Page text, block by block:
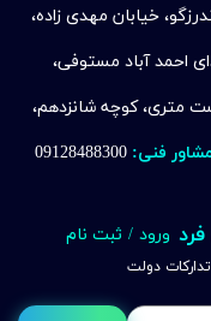
خیابان مهدی زاده،
احمد آباد مستوفی،
متری، کوچه شانزدهم،
فنی:
دولت
ورود / ثبت نام